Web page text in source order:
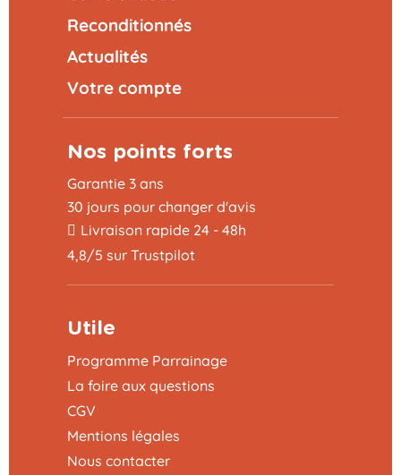
Reconditionnés
Actualités
Votre compte
Nos points forts
Garantie 3 ans
30 jours pour changer d'avis
Livraison rapide 24 - 48h
4,8/5 sur Trustpilot
Utile
Programme Parrainage
La foire aux questions
CGV
Mentions légales
Nous contacter